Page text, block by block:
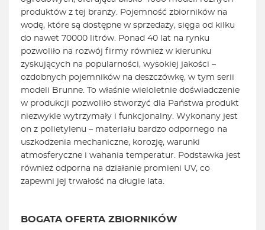
produktów z tej branży. Pojemność zbiorników na
wodę, które są dostępne w sprzedaży, sięga od kilku
do nawet 70000 litrów. Ponad 40 lat na rynku
pozwoliło na rozwój firmy również w kierunku
zyskujących na popularności, wysokiej jakości –
ozdobnych pojemników na deszczówkę, w tym serii
modeli Brunne. To właśnie wieloletnie doświadczenie
w produkcji pozwoliło stworzyć dla Państwa produkt
niezwykle wytrzymały i funkcjonalny. Wykonany jest
on z polietylenu – materiału bardzo odpornego na
uszkodzenia mechaniczne, korozję, warunki
atmosferyczne i wahania temperatur. Podstawka jest
również odporna na działanie promieni UV, co
zapewni jej trwałość na długie lata.
BOGATA OFERTA ZBIORNIKÓW